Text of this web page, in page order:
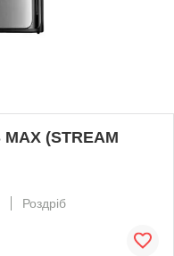
(STREAM
Роздріб